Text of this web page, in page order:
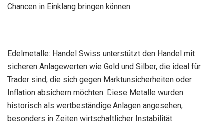
Chancen in Einklang bringen können.
Edelmetalle: Handel Swiss unterstützt den Handel mit
sicheren Anlagewerten wie Gold und Silber, die ideal für
Trader sind, die sich gegen Marktunsicherheiten oder
Inflation absichern möchten. Diese Metalle wurden
historisch als wertbeständige Anlagen angesehen,
besonders in Zeiten wirtschaftlicher Instabilität.